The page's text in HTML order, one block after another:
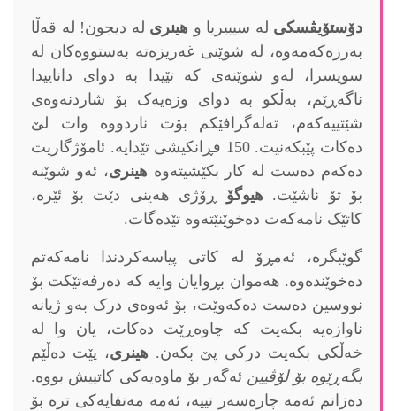
دۆستۆیڤسکی لە سیبیریا و هینری لە دیجون! لە قەڵا
بەرزەکەمەوە، لە شوێنی غەریزەتە بەستووەکان لە
سویسرا، لەو شوێنەی کە تێیدا بە دوای داناییدا
ناگەڕێم، بەڵکو بە دوای وزەیەک بۆ شاردنەوەی
شێتییەکەم، ته‌له‌گرافێکم بۆت ناردووە وات لێ
دەکات پێبکەنیت. 150 فڕانکیشی تێدایە. ئامۆژگاریت
دەکەم دەست لە کار بکێشیتەوە هینری، ئەو شوێنە
بۆ تۆ ناشێت. هیوگۆ ڕۆژی هەینی دێت بۆ ئێرە،
کاتێک نامەکەت دەخوێنێتەوە تێدەگات.
گوێبگرە، ئەمڕۆ لە کاتی پیاسەکردندا نامەکەتم
دەخوێندەوە. هەموان بڕوایان وایە کە دەرفەتێکت بۆ
نووسین دەست دەکەوێت، بۆ ئەوەی درک بەو ژیانە
ناوازەیە بکەیت کە چاوەڕێت دەکات، یان وا لە
خەڵکی بکەیت درکی پێ بکەن. هینری، پێت دەڵێم
بگەڕێوە بۆ لۆڤیین ئەگەر بۆ ماوەیەکی کاتییش بووە.
دەزانم ئەمە چارەسەر نییە، ئەمە مەنفایەکی ترە بۆ